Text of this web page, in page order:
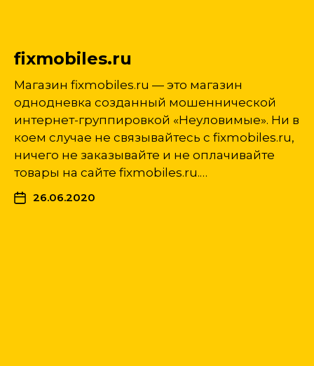
fixmobiles.ru
Магазин fixmobiles.ru — это магазин
однодневка созданный мошеннической
интернет-группировкой «Неуловимые». Ни в
коем случае не связывайтесь с fixmobiles.ru,
ничего не заказывайте и не оплачивайте
товары на сайте fixmobiles.ru.…
26.06.2020